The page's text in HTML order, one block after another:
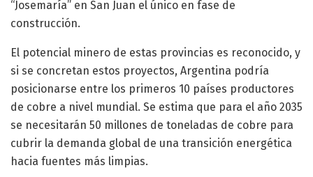
“Josemaría” en San Juan el único en fase de
construcción.
El potencial minero de estas provincias es reconocido, y
si se concretan estos proyectos, Argentina podría
posicionarse entre los primeros 10 países productores
de cobre a nivel mundial. Se estima que para el año 2035
se necesitarán 50 millones de toneladas de cobre para
cubrir la demanda global de una transición energética
hacia fuentes más limpias.